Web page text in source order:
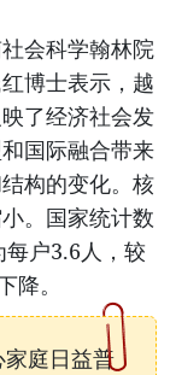
会科学翰林院
博士表示，越
了经济社会发
国际融合带来
构的变化。核
。国家统计数
户3.6人，较
。
庭日益普